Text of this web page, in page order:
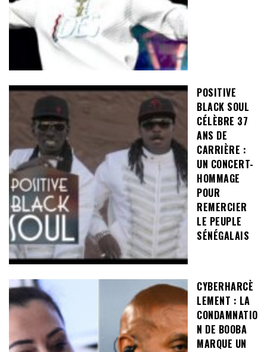
POSITIVE
BLACK SOUL
CÉLÈBRE 37
ANS DE
CARRIÈRE :
UN CONCERT-
HOMMAGE
POUR
REMERCIER
LE PEUPLE
SÉNÉGALAIS
CYBERHARCÈ
LEMENT : LA
CONDAMNATIO
N DE BOOBA
MARQUE UN